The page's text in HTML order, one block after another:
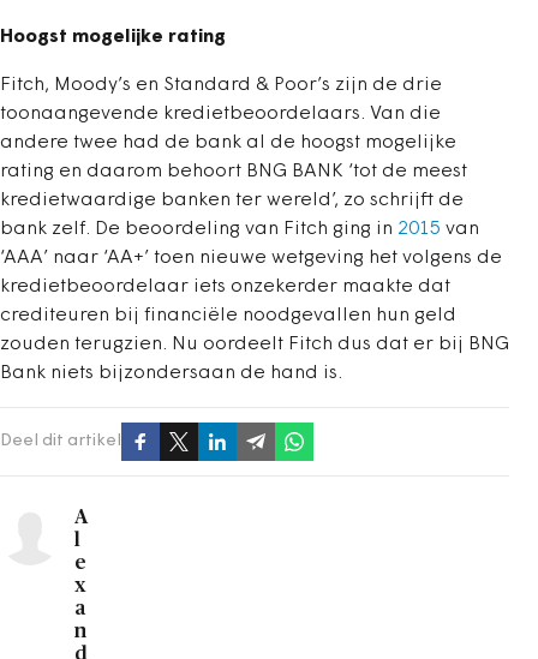
Hoogst mogelijke rating
Fitch, Moody’s en Standard & Poor’s zijn de drie
toonaangevende kredietbeoordelaars. Van die
andere twee had de bank al de hoogst mogelijke
rating en daarom behoort BNG BANK ‘tot de meest
kredietwaardige banken ter wereld’, zo schrijft de
bank zelf. De beoordeling van Fitch ging in 2015 van
‘AAA’ naar ‘AA+’ toen nieuwe wetgeving het volgens de
kredietbeoordelaar iets onzekerder maakte dat
crediteuren bij financiële noodgevallen hun geld
zouden terugzien. Nu oordeelt Fitch dus dat er bij BNG
Bank niets bijzondersaan de hand is.
Deel dit artikel
A
l
e
x
a
n
d